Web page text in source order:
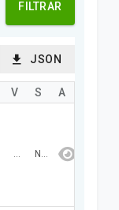
FILTRAR
JSON
57.344,09 NÃO FINALIZADA